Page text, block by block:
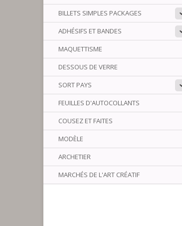
BILLETS SIMPLES PACKAGES
ADHÉSIFS ET BANDES
MAQUETTISME
DESSOUS DE VERRE
SORT PAYS
FEUILLES D'AUTOCOLLANTS
COUSEZ ET FAITES
MODÈLE
ARCHETIER
MARCHÉS DE L'ART CRÉATIF